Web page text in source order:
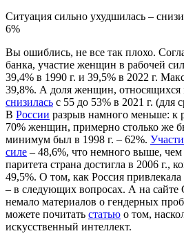
Ситуация сильно ухудшилась –
6%
Вы ошиблись, не все так плохо.
банка, участие женщин в рабочей
39,4% в 1990 г. и 39,5% в 2022 г.
39,8%. А доля женщин, относящихся
снизилась с 55 до 53% в 2021 г. (для
В России разрыв намного меньше: к
70% женщин, примерно столько же
минимум был в 1998 г. – 62%.
силе – 48,6%, что немного выше,
паритета страна достигла в 2006 г.,
49,5%. О том, как Россия
– в следующих вопросах. А на сайте
немало материалов о гендерных
можете почитать статью о том,
искусственный интеллект.